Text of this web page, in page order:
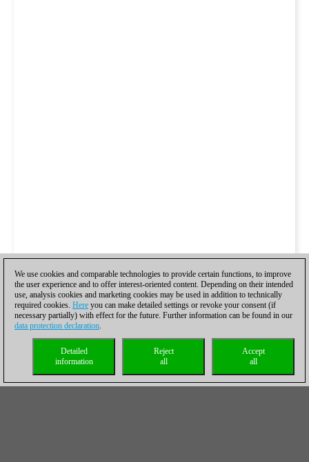
We use cookies and comparable technologies to provide certain functions, to improve
the user experience and to offer interest-oriented content. Depending on their intended
use, analysis cookies and marketing cookies may be used in addition to technically
required cookies. Here you can make detailed settings or revoke your consent (if
necessary partially) with effect for the future. Further information can be found in our
data protection declaration.
Accept
all
Reject
all
Detailed
information